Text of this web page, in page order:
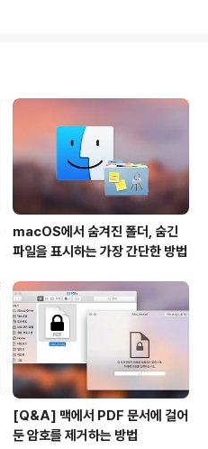
히 기능 키를
됩니다. 하지만
입력 빈도가 높
해 윈도우를 사
option ..
macOS에서 숨겨진 폴더, 숨긴
파일을 표시하는 가장 간단한 방법
[Q&A] 맥에서 PDF 문서에 걸어
둔 암호를 제거하는 방법